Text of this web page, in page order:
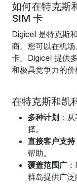
如何在特克斯
SIM 卡
Digicel 是特克斯
商。您可以在机
卡。Digicel 提供
和极具竞争力的价
在特克斯和凯
多种计划 ：
择。
直接客户支持
帮助。
覆盖范围广
群岛提供广泛